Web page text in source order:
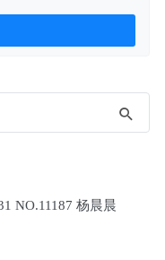
NO.11187 杨晨晨